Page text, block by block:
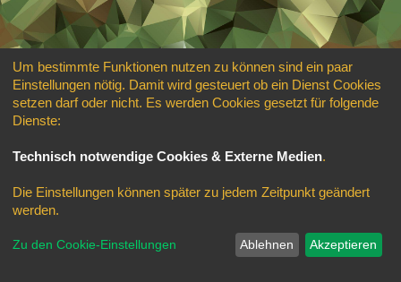
Um bestimmte Funktionen nutzen zu können sind ein paar
Einstellungen nötig. Damit wird gesteuert ob ein Dienst Cookies
setzen darf oder nicht. Es werden Cookies gesetzt für folgende
Dienste:
Technisch notwendige Cookies & Externe Medien.
Die Einstellungen können später zu jedem Zeitpunkt geändert
werden.
Zu den Cookie-Einstellungen Ablehnen Akzeptieren